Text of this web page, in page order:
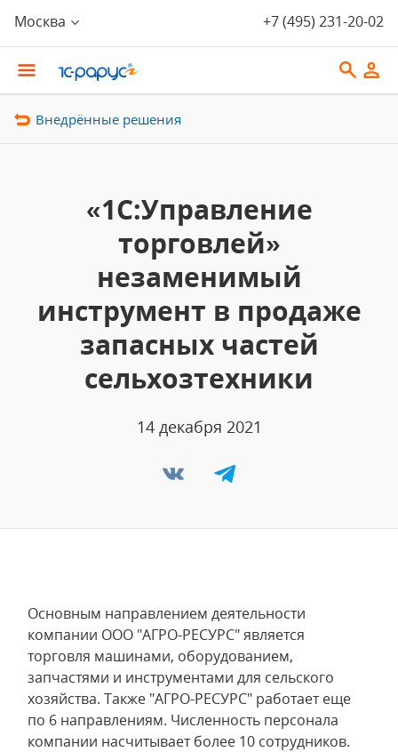
Москва +7 (495) 231-20-02
Внедрённые решения
«1С:Управление
торговлей»
незаменимый
инструмент в продаже
запасных частей
сельхозтехники
14 декабря 2021
Основным направлением деятельности
компании ООО "АГРО-РЕСУРС" является
торговля машинами, оборудованием,
запчастями и инструментами для сельского
хозяйства. Также "АГРО-РЕСУРС" работает еще
по 6 направлениям. Численность персонала
компании насчитывает более 10 сотрудников.